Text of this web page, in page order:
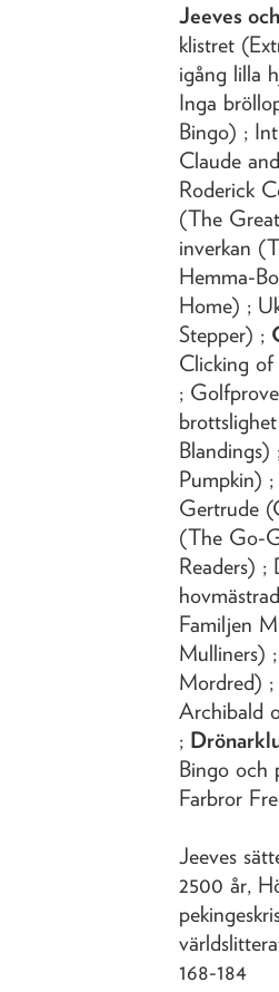
Jeeves
klistret
igång lilla
Inga
Bingo) ;
Claude
Roderick
(The
inverkan
Hemma-
Home) ;
Stepper) ;
Clicking of
;
Pumpkin)
Gertrude
(The Go-
Readers) ;
Familjen
Mulliners)
Mordred) ;
Archibald
;
Bingo och
Farbror
Jeeves
2500 år,
168-184